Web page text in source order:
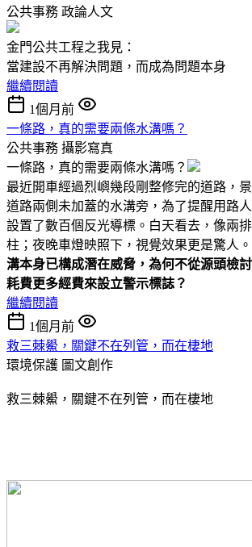
公共事務 政論人文
金門公共工程之我見：
當建設不再解決問題，而成為問題本身
繼續閱讀
1個月前
一條路，真的需要兩條水溝嗎？
公共事務 攝影寫真
一條路，真的需要兩條水溝嗎？
最近開車經過烈嶼幾段剛整修完的道路，
道路兩側未加蓋的水溝旁，為了提醒用路
設置了數百個反光導標。白天看去，像兩
柱；夜晚車燈映照下，視覺效果更是驚人
溝本身已構成潛在威脅，為何不從源頭檢
耗費更多經費來設立警示標誌？
繼續閱讀
1個月前
救三棘鱟，關鍵不在列管，而在棲地
環境保護 圖文創作
救三棘鱟，關鍵不在列管，而在棲地